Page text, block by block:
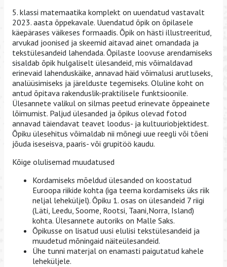
5. klassi matemaatika komplekt on uuendatud vastavalt
2023. aasta õppekavale. Uuendatud õpik on õpilasele
käepärases väikeses formaadis. Õpik on hästi illustreeritud,
arvukad joonised ja skeemid aitavad ainet omandada ja
tekstülesandeid lahendada. Õpilaste loovuse arendamiseks
sisaldab õpik hulgaliselt ülesandeid, mis võimaldavad
erinevaid lahenduskäike, annavad häid võimalusi arutluseks,
analüüsimiseks ja järelduste tegemiseks. Oluline koht on
antud õpitava rakenduslik-praktilisele funktsioonile.
Ülesannete valikul on silmas peetud erinevate õppeainete
lõimumist. Paljud ülesanded ja õpikus olevad fotod
annavad täiendavat teavet loodus- ja kultuuriobjektidest.
Õpiku ülesehitus võimaldab nii mõnegi uue reegli või tõeni
jõuda iseseisva, paaris- või grupitöö kaudu.
Kõige olulisemad muudatused
Kordamiseks mõeldud ülesanded on koostatud
Euroopa riikide kohta (iga teema kordamiseks üks riik
neljal leheküljel). Õpiku 1. osas on ülesandeid 7 riigi
(Läti, Leedu, Soome, Rootsi, Taani,Norra, Island)
kohta. Ülesannete autoriks on Malle Saks.
Õpikusse on lisatud uusi elulisi tekstülesandeid ja
muudetud mõningaid näiteülesandeid.
Ühe tunni materjal on enamasti paigutatud kahele
leheküljele.